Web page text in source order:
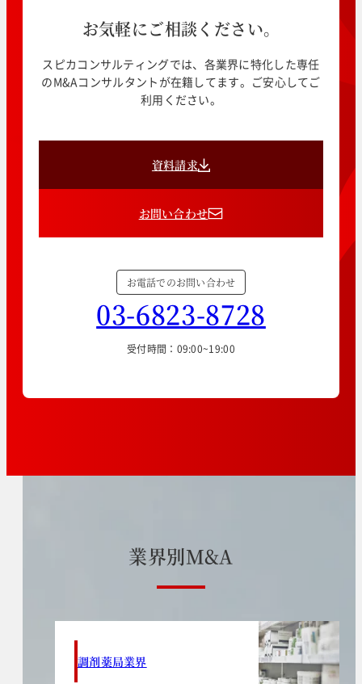
お気軽にご相談ください。
スピカコンサルティングでは、各業界に特化した専任
のM&Aコンサルタントが在籍してます。ご安心してご
利用ください。
資料請求
お問い合わせ
お電話でのお問い合わせ
03-6823-8728
受付時間：09:00~19:00
業界別M&A
調剤薬局業界